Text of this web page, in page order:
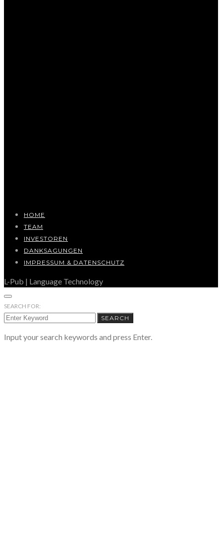
HOME
TEAM
INVESTOREN
DANKSAGUNGEN
IMPRESSUM & DATENSCHUTZ
L-Pub | Language Technology
SEARCH FOR:
SEARCH
Input your search keywords and press Enter.